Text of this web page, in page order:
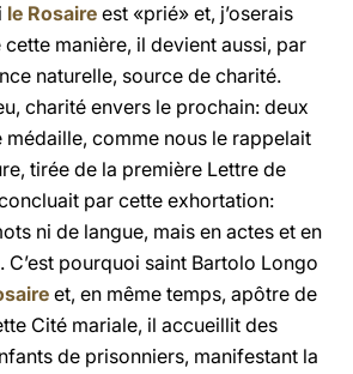
le Rosaire est «prié» et, j’oserais
manière, il devient aussi, par
naturelle, source de charité.
charité envers le prochain: deux
médaille, comme nous le rappelait
tirée de la première Lettre de
par cette exhortation:
ni de langue, mais en actes et en
C’est pourquoi saint Bartolo Longo
et, en même temps, apôtre de
Cité mariale, il accueillit des
de prisonniers, manifestant la